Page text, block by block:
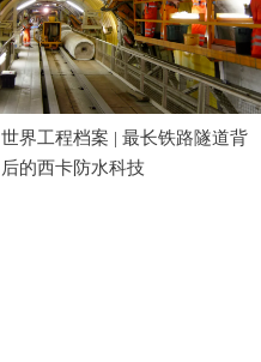
世界工程档案 | 最长铁路隧道背
后的西卡防水科技